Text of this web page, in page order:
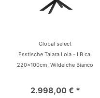
Global select
Esstische Talara Lola - LB ca.
220x100cm, Wildeiche Bianco
2.998,00 € *